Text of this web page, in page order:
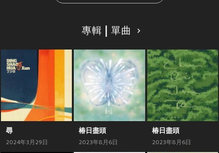
專輯 | 單曲
尋
2024年3月29日
椿日盡頭
2023年8月6日
椿日盡頭
2023年8月6日